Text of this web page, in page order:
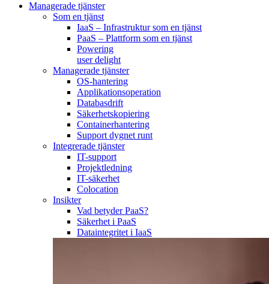
Managerade tjänster
Som en tjänst
IaaS – Infrastruktur som en tjänst
PaaS – Plattform som en tjänst
Powering
user delight
Managerade tjänster
OS-hantering
Applikationsoperation
Databasdrift
Säkerhetskopiering
Containerhantering
Support dygnet runt
Integrerade tjänster
IT-support
Projektledning
IT-säkerhet
Colocation
Insikter
Vad betyder PaaS?
Säkerhet i PaaS
Dataintegritet i IaaS